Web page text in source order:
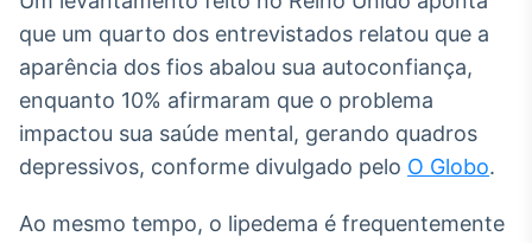
Gestão de
Investimentos
que um quarto dos entrevistados relatou que a
aparência dos fios abalou sua autoconfiança,
enquanto 10% afirmaram que o problema
impactou sua saúde mental, gerando quadros
depressivos, conforme divulgado pelo O Globo.
Ao mesmo tempo, o lipedema é frequentemente